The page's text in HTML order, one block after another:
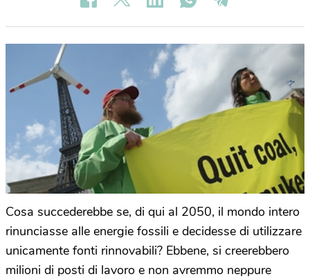
Cosa succederebbe se, di qui al 2050, il mondo intero
rinunciasse alle energie fossili e decidesse di utilizzare
unicamente fonti rinnovabili? Ebbene, si creerebbero
milioni di posti di lavoro e non avremmo neppure